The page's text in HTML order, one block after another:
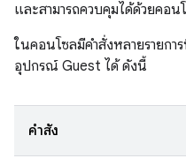
และสามารถควบคุมได้ด้วยคอน
ในคอนโซลมีคำสั่งหลายรายก
อุปกรณ์ Guest ได้ ดังนี้
คำสั่ง